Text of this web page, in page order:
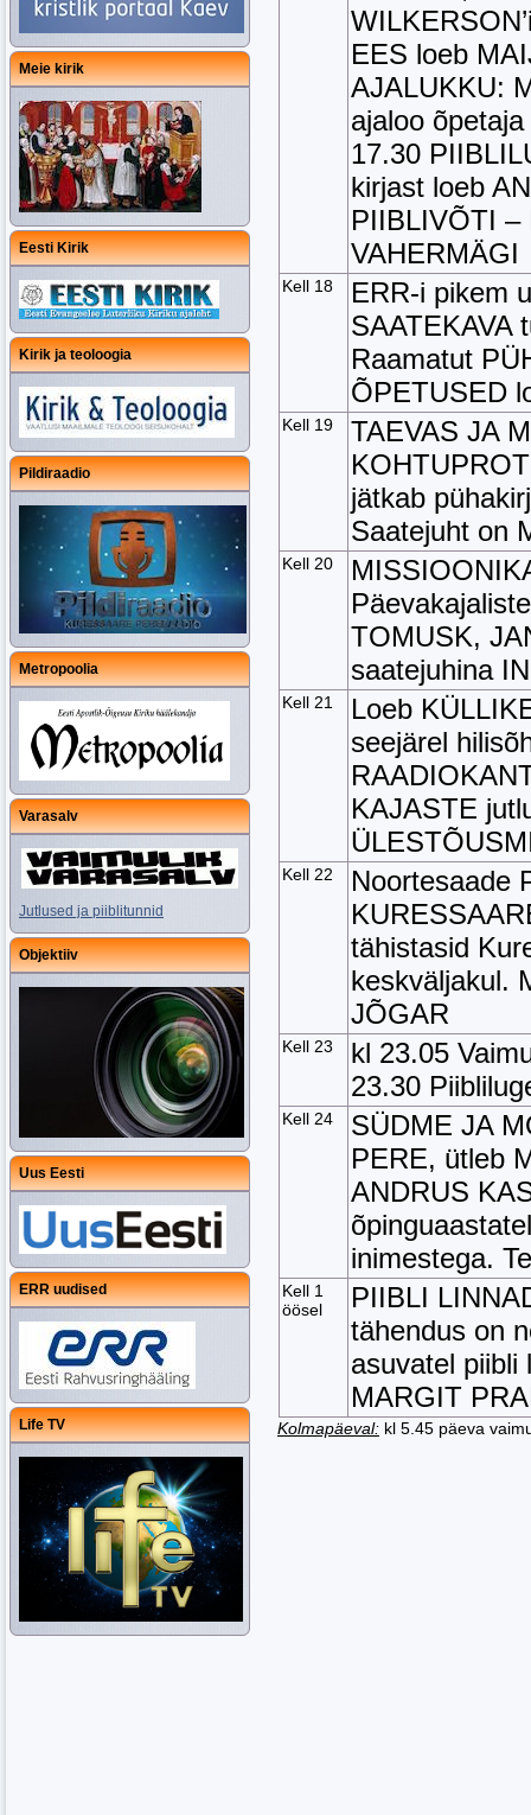
Meie kirik
Eesti Kirik
Kirik ja teoloogia
Pildiraadio
Metropoolia
Varasalv
Jutlused ja piiblitunnid
Objektiiv
Uus Eesti
ERR uudised
Life TV
EES loeb
AJALUKKU:
ajaloo
17.30
kirjast loeb
PIIBLIVÕTI –
VAHERMÄGI
Kell 18
ERR-i pikem
SAATEKAVA
Raamatut
ÕPETUSED
Kell 19
TAEVAS JA
jätkab
Saatejuht on
Kell 20
TOMUSK,
saatejuhina
Kell 21
Loeb
seejärel
KAJASTE
Kell 22
Noortesaade
tähistasid
keskväljakul.
JÕGAR
Kell 23
kl 23.05
23.30
Kell 24
SÜDME JA
PERE, ütleb
ANDRUS
inimestega.
Kell 1
öösel
PIIBLI
tähendus on
asuvatel piibli
MARGIT
Kolmapäeval: kl 5.45 päeva